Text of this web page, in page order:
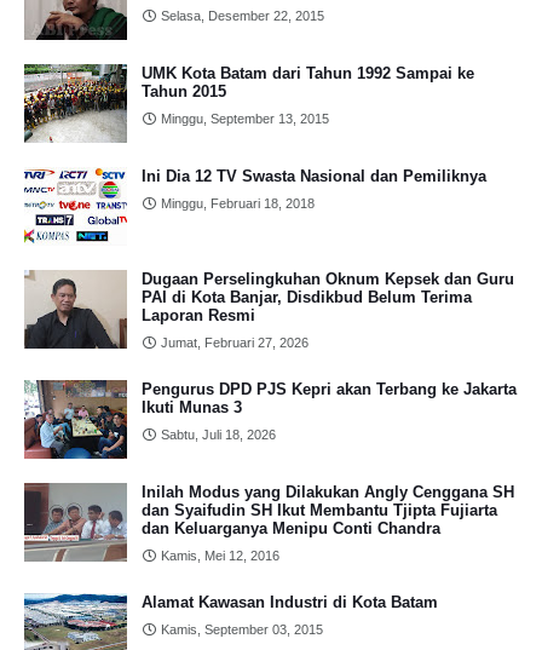
Selasa, Desember 22, 2015
UMK Kota Batam dari Tahun 1992 Sampai ke
Tahun 2015
Minggu, September 13, 2015
Ini Dia 12 TV Swasta Nasional dan Pemiliknya
Minggu, Februari 18, 2018
Dugaan Perselingkuhan Oknum Kepsek dan Guru
PAI di Kota Banjar, Disdikbud Belum Terima
Laporan Resmi
Jumat, Februari 27, 2026
Pengurus DPD PJS Kepri akan Terbang ke Jakarta
Ikuti Munas 3
Sabtu, Juli 18, 2026
Inilah Modus yang Dilakukan Angly Cenggana SH
dan Syaifudin SH Ikut Membantu Tjipta Fujiarta
dan Keluarganya Menipu Conti Chandra
Kamis, Mei 12, 2016
Alamat Kawasan Industri di Kota Batam
Kamis, September 03, 2015